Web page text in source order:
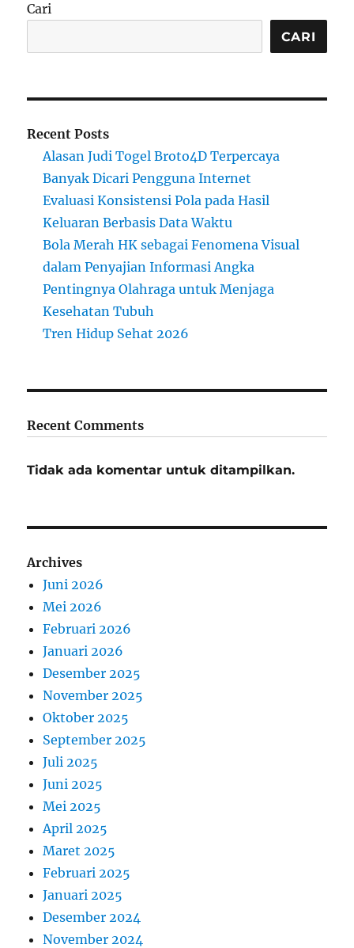
Cari
CARI
Recent Posts
Alasan Judi Togel Broto4D Terpercaya
Banyak Dicari Pengguna Internet
Evaluasi Konsistensi Pola pada Hasil
Keluaran Berbasis Data Waktu
Bola Merah HK sebagai Fenomena Visual
dalam Penyajian Informasi Angka
Pentingnya Olahraga untuk Menjaga
Kesehatan Tubuh
Tren Hidup Sehat 2026
Recent Comments
Tidak ada komentar untuk ditampilkan.
Archives
Juni 2026
Mei 2026
Februari 2026
Januari 2026
Desember 2025
November 2025
Oktober 2025
September 2025
Juli 2025
Juni 2025
Mei 2025
April 2025
Maret 2025
Februari 2025
Januari 2025
Desember 2024
November 2024